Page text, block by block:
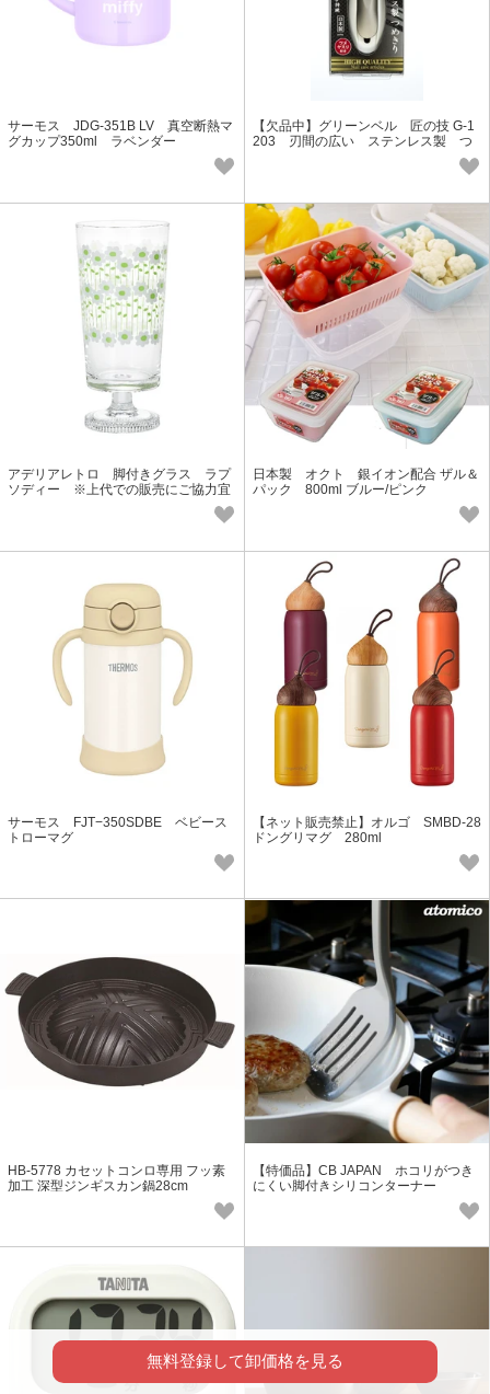
サーモス JDG-351B LV 真空断熱マ
グカップ350ml ラベンダー
【欠品中】グリーンベル 匠の技 G-1
203 刃間の広い ステンレス製 つ
アデリアレトロ 脚付きグラス ラプ
ソディー ※上代での販売にご協力宜
日本製 オクト 銀イオン配合 ザル＆
パック 800ml ブルー/ピンク
サーモス FJT−350SDBE ベビース
トローマグ
【ネット販売禁止】オルゴ SMBD-28
ドングリマグ 280ml
HB-5778 カセットコンロ専用 フッ素
加工 深型ジンギスカン鍋28cm
【特価品】CB JAPAN ホコリがつき
にくい脚付きシリコンターナー
無料登録して卸価格を見る